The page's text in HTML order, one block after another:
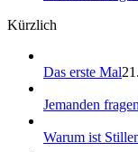
Kürzlich
Das erste Mal
Jemanden
Warum ist